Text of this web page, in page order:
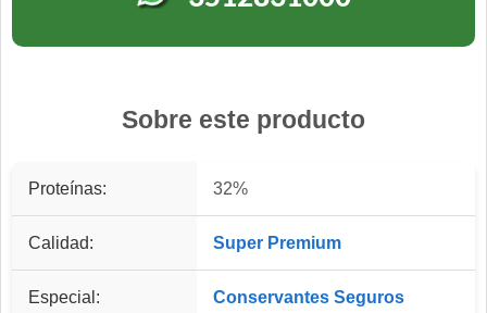
Sobre este producto
Proteínas: 32%
Calidad: Super Premium
Especial: Conservantes Seguros